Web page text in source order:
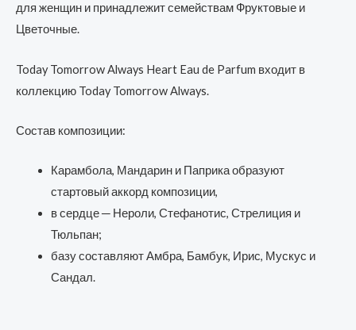
для женщин и принадлежит семействам Фруктовые и
Цветочные.
Today Tomorrow Always Heart Eau de Parfum входит в
коллекцию Today Tomorrow Always.
Состав композиции:
Карамбола, Мандарин и Паприка образуют
стартовый аккорд композиции,
в сердце ─ Нероли, Стефанотис, Стрелиция и
Тюльпан;
базу составляют Амбра, Бамбук, Ирис, Мускус и
Сандал.